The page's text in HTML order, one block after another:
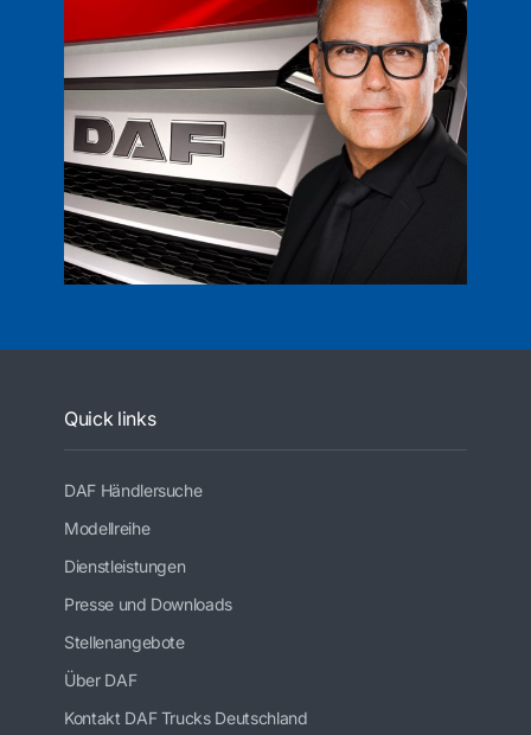
Quick links
DAF Händlersuche
Modellreihe
Dienstleistungen
Presse und Downloads
Stellenangebote
Über DAF
Kontakt DAF Trucks Deutschland